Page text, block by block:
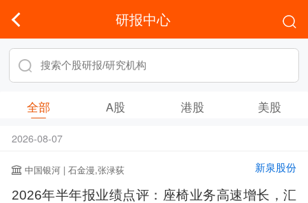
研报中心
全部 A股 港股 美股
2026-08-07
中国银河 | 石金漫,张渌荻 新泉股份
2026年半年报业绩点评：座椅业务高速增长，汇